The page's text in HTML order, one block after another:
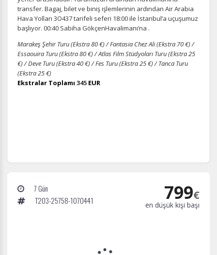
transfer. Bagaj, bilet ve biniş işlemlerinin ardından Air Arabia
Hava Yolları 3O437 tarifeli seferi 18:00 ile İstanbul’a uçuşumuz
başlıyor. 00:40 Sabiha GökçenHavalimanı’na .
Marakeş Şehir Turu (Ekstra 80 €) / Fantasia Chez Ali (Ekstra 70 €) /
Essaouira Turu (Ekstra 80 €) / Atlas Film Stüdyoları Turu (Ekstra 25
€) / Deve Turu (Ekstra 40 €) / Fes Turu (Ekstra 25 €) / Tanca Turu
(Ekstra 25 €)
Ekstralar Toplamı 345 EUR
7 Gün
T203-25758-1070441
799€
en düşük kişi başı